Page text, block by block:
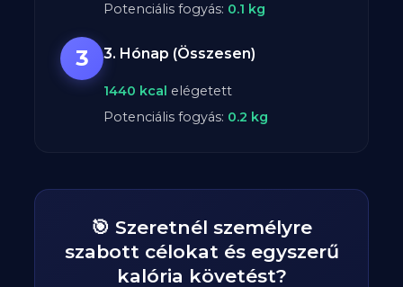
Potenciális fogyás: 0.1 kg
3 3. Hónap (Összesen)
1440 kcal elégetett
Potenciális fogyás: 0.2 kg
🎯 Szeretnél személyre
szabott célokat és egyszerű
kalória követést?